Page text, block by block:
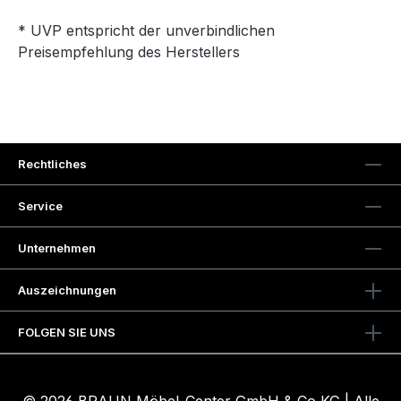
* UVP entspricht der unverbindlichen
Preisempfehlung des Herstellers
Rechtliches
Service
Unternehmen
Auszeichnungen
FOLGEN SIE UNS